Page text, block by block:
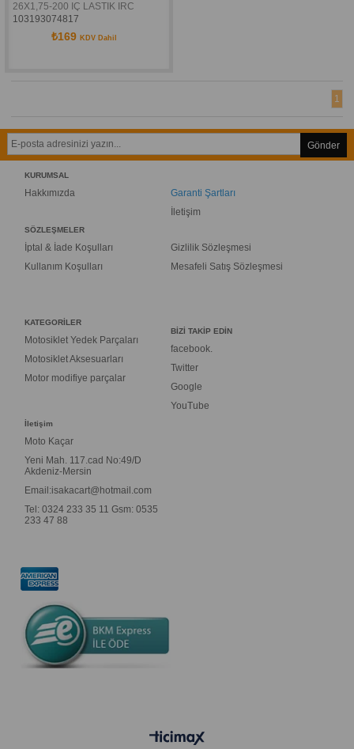
26X1,75-200 IÇ LASTIK IRC
103193074817
₺169 KDV Dahil
1
Gönder
KURUMSAL
Hakkımızda
Garanti Şartları
İletişim
SÖZLEŞMELER
İptal & İade Koşulları
Kullanım Koşulları
Gizlilik Sözleşmesi
Mesafeli Satış Sözleşmesi
KATEGORİLER
Motosiklet Yedek Parçaları
Motosiklet Aksesuarları
Motor modifiye parçalar
BİZİ TAKİP EDİN
facebook.
Twitter
Google
YouTube
İletişim
Moto Kaçar
Yeni Mah. 117.cad No:49/D
Akdeniz-Mersin
Email:isakacart@hotmail.com
Tel: 0324 233 35 11 Gsm: 0535
233 47 88